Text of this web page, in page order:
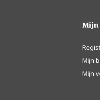
Mijn
Mijn
Mijn